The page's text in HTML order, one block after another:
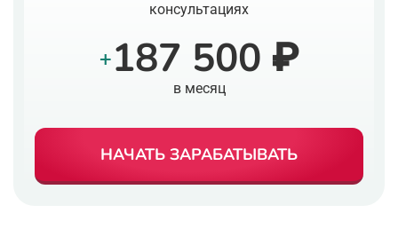
консультациях
+187 500 ₽
в месяц
НАЧАТЬ ЗАРАБАТЫВАТЬ